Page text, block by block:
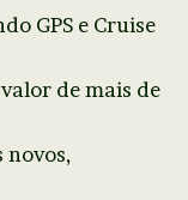
GPS e Cruise
de mais de
novos,